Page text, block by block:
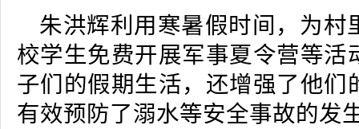
朱洪辉利用寒暑假时间，为村
校学生免费开展军事夏令营等活
子们的假期生活，还增强了他们
有效预防了溺水等安全事故的发